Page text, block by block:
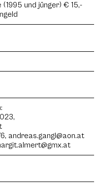
und jünger) € 15,-
andreas.gangl@aon.at